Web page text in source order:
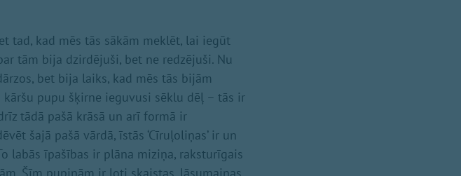
tad, kad mēs tās sākām meklēt, lai iegūt
tām bija dzirdējuši, bet ne redzējuši. Nu
bet bija laiks, kad mēs tās bijām
kāršu pupu šķirne ieguvusi sēklu dēļ – tās ir
tādā pašā krāsā un arī formā ir
šajā pašā vārdā, īstās ‘Cīruļoliņas’ ir un
labās īpašības ir plāna miziņa, raksturīgais